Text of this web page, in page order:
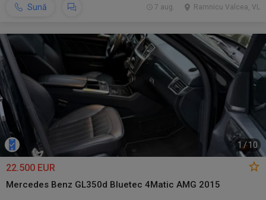
Sună Ramnicu Valcea, VL
7 aug.
1 /10
22.500 EUR
Mercedes Benz GL350d Bluetec 4Matic AMG 2015